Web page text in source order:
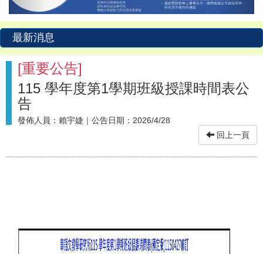
最新消息
[重要公告]
115 學年度第1學期班級授課時間表公
告
發佈人員： 賴宇婕 ｜公告日期： 2026/4/28
回上一頁